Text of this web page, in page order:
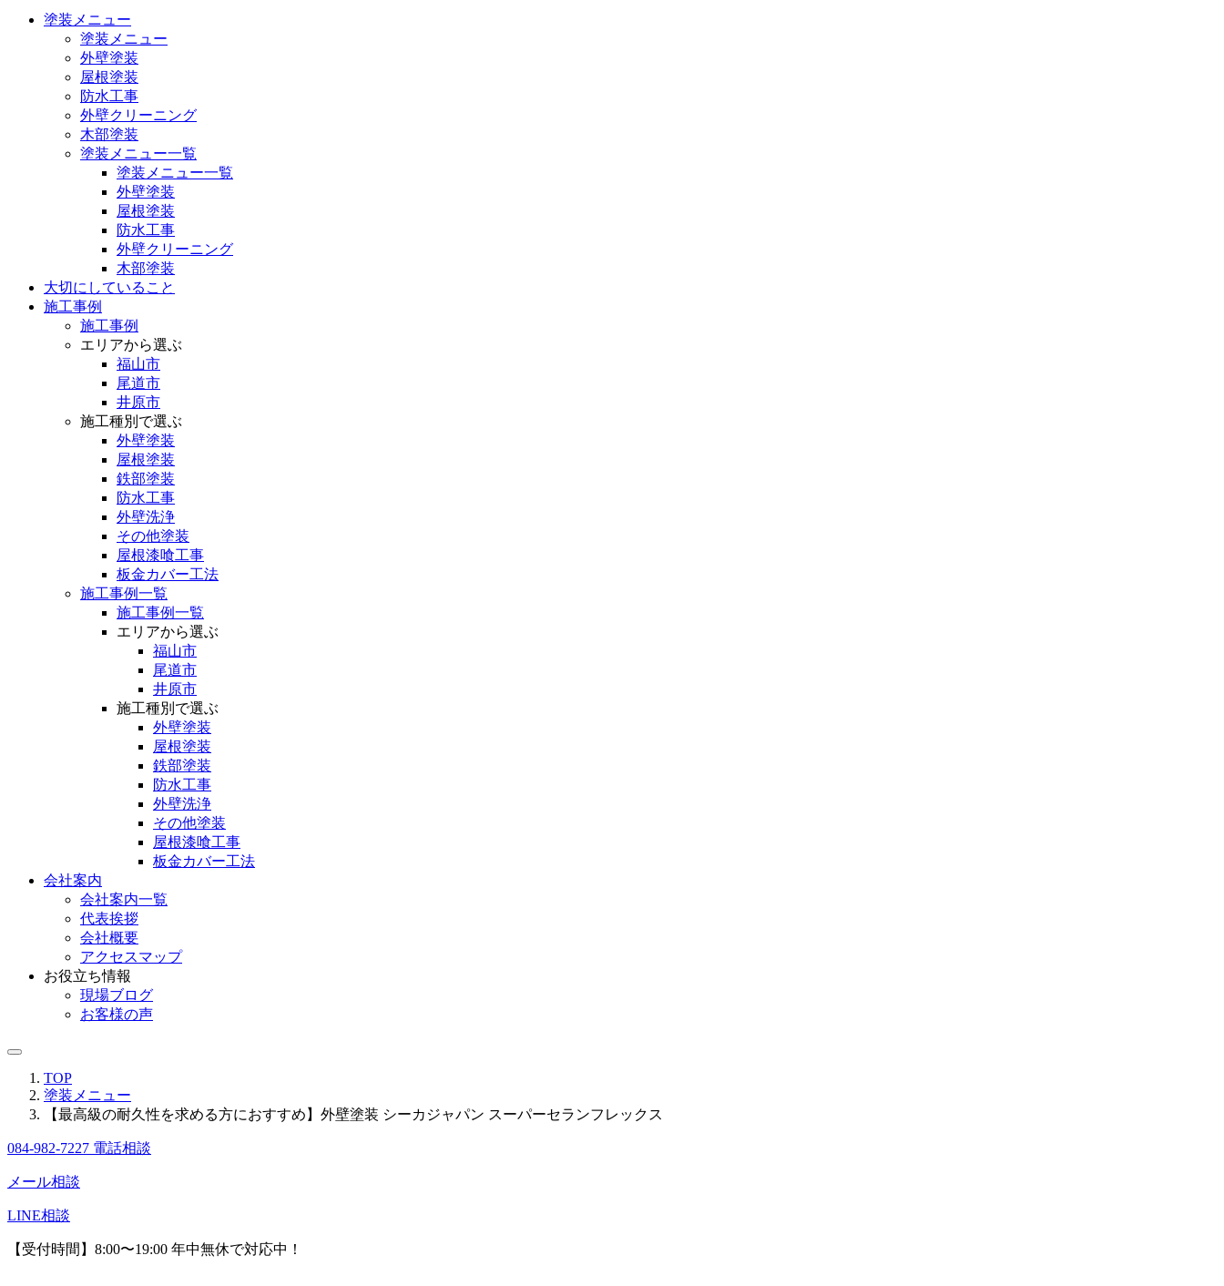
塗装メニュー
塗装メニュー
外壁塗装
屋根塗装
防水工事
外壁クリーニング
木部塗装
塗装メニュー一覧
塗装メニュー一覧
外壁塗装
屋根塗装
防水工事
外壁クリーニング
木部塗装
大切にしていること
施工事例
施工事例
エリアから選ぶ
福山市
尾道市
井原市
施工種別で選ぶ
外壁塗装
屋根塗装
鉄部塗装
防水工事
外壁洗浄
その他塗装
屋根漆喰工事
板金カバー工法
施工事例一覧
施工事例一覧
エリアから選ぶ
福山市
尾道市
井原市
施工種別で選ぶ
外壁塗装
屋根塗装
鉄部塗装
防水工事
外壁洗浄
その他塗装
屋根漆喰工事
板金カバー工法
会社案内
会社案内一覧
代表挨拶
会社概要
アクセスマップ
お役立ち情報
現場ブログ
お客様の声
TOP
塗装メニュー
【最高級の耐久性を求める方におすすめ】外壁塗装 シーカジャパン スーパーセランフレックス
084-982-7227 電話相談
メール相談
LINE相談
【受付時間】8:00〜19:00 年中無休で対応中！